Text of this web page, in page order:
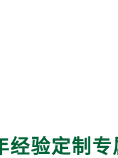
经验定制